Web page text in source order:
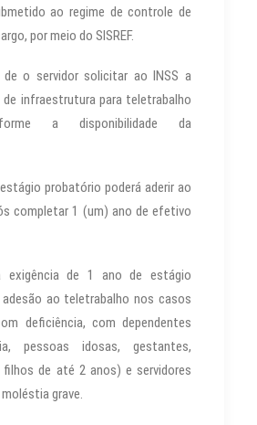
ao regime de controle de
por meio do SISREF.
de o servidor solicitar ao INSS a
de infraestrutura para teletrabalho
a disponibilidade da
probatório poderá aderir ao
completar 1 (um) ano de efetivo
exigência de 1 ano de estágio
ao teletrabalho nos casos
deficiência, com dependentes
pessoas idosas, gestantes,
de até 2 anos) e servidores
grave.